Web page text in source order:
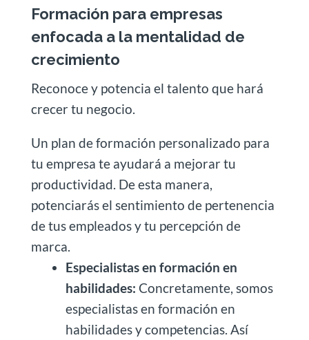
Formación para empresas
enfocada a la mentalidad de
crecimiento
Reconoce y potencia el talento que hará
crecer tu negocio.
Un plan de formación personalizado para
tu empresa te ayudará a mejorar tu
productividad. De esta manera,
potenciarás el sentimiento de pertenencia
de tus empleados y tu percepción de
marca.
Especialistas en formación en
habilidades: Concretamente, somos
especialistas en formación en
habilidades y competencias. Así